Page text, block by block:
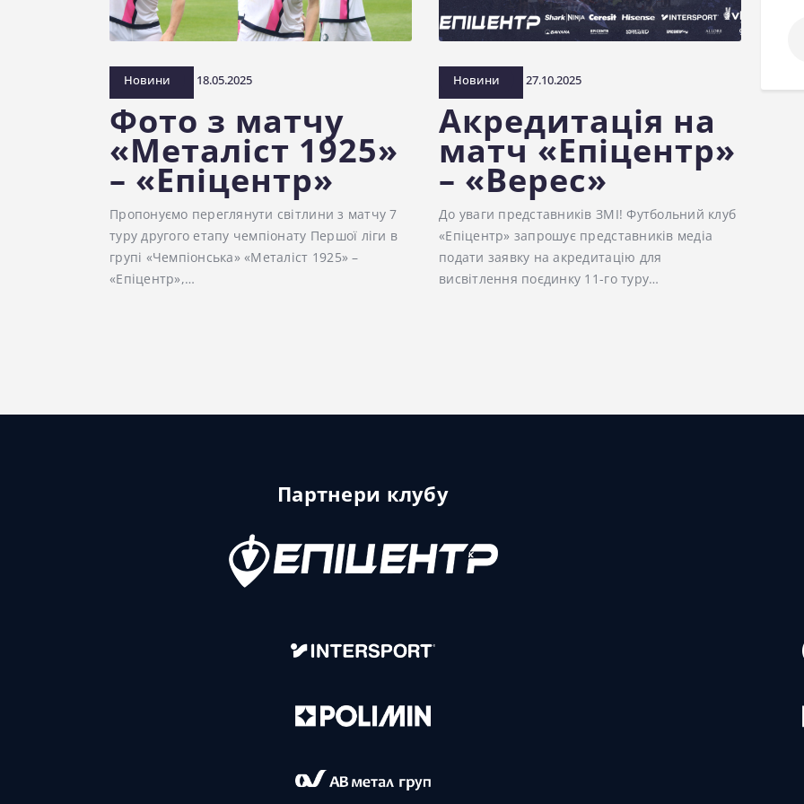
Новини 18.05.2025
Фото з матчу
«Металіст 1925»
– «Епіцентр»
Пропонуємо переглянути світлини з матчу 7
туру другого етапу чемпіонату Першої ліги в
групі «Чемпіонська» «Металіст 1925» –
«Епіцентр»,…
Новини 27.10.2025
Акредитація на
матч «Епіцентр»
– «Верес»
До уваги представників ЗМІ! Футбольний клуб
«Епіцентр» запрошує представників медіа
подати заявку на акредитацію для
висвітлення поєдинку 11-го туру…